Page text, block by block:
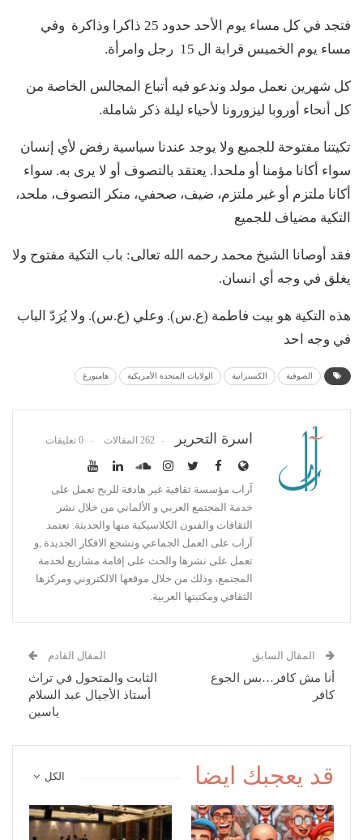
فتجد في كل مساء يوم الأحد حدود 25 ذاكرا وذاكرة وفي
مساء يوم الخميس قرابة ال 15 رجل وامرأة.
كل شهرين نعمل مولد وندعو فيه أتباع المجالس الخاصة من
كل أنحاء أوروبا ليزورونا لأحياء ليلة ذكر شاملة.
تكيتنا مفتوحة للجميع ولا يوجد عندنا سياسية رفض لأي إنسان
سواء أكانا مؤمنا أو ملحدا. يعتقد بالتصوف أو لا يرى به. سواء
أكانا ملتزم أو غير ملتزم، ضيف، صحفي، منكر التصوف، ملحد،
التكية مضياف للجميع
فقد أوصانا الشيخ محمد رحمه الله تعالى: باب التكية مفتوح ولا
يغلق في وجه أي انسان.
هذه التكية هو بيت فاطمة (ع.س). وعلي (ع.س). ولا يُرَدّ الباب
في وجه احد
الصوفية الكسنزانية الولايات المتحدة الأمريكية هامبورغ
اسرة التحرير 262 المقالات 0 تعليقات
آراب مؤسسة ثقافية غير هادفة للربح تعمل على
خدمة المجتمع العربي و الألماني من خلال نشر
الثقافات والفنون الكلاسيكية منها والحديثة. تعتمد
آراب على العمل الجماعي وتشجع الافكار الجديدة ,و
تعمل على نشرها والحث على إقامة مشاريع لخدمة
المجتمع، وذلك من خلال موقعها الالكتروني ومركزها
الثقافي ومكتبتها العربية.
المقال السابق
أنا مش كافر…بس الجوع
كافر
المقال القادم
الثابت والمتحول في تراث
أستاذ الأجيال عبد السلام
ياسين
الكل قد يعجبك ايضا